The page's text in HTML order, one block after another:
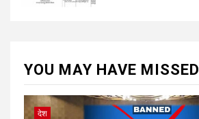
YOU MAY HAVE MISSED
देश